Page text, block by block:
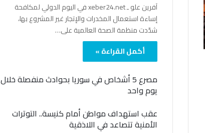
آفرين علو ـ xeber24.net في اليوم الدولي لمكافحة
إساءة استعمال المخدرات والإتجار غير المشروع بها،
شدّدت منظمة الصحة العالمية على…
أكمل القراءة »
مصرع 5 أشخاص في سوريا بحوادث منفصلة خلال
يوم واحد
عقب استهداف مواطن أمام كنيسة.. التوترات
الأمنية تتصاعد في اللاذقية